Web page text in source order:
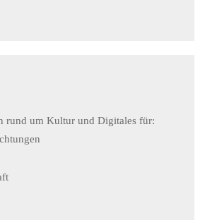
rund um Kultur und Digitales für: